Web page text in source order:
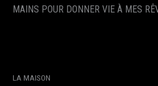
MAINS POUR DONNER VIE À MES
LA MAISON